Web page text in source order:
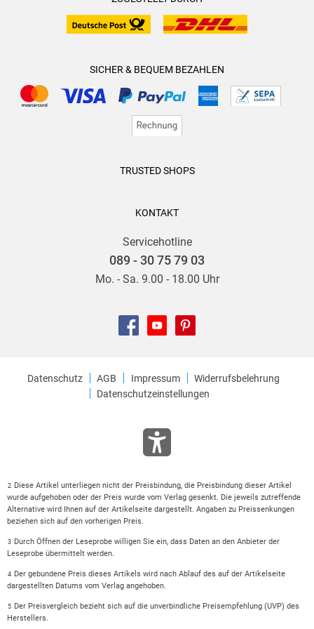
SICHER & BEQUEM BEZAHLEN
TRUSTED SHOPS
KONTAKT
Servicehotline
089 - 30 75 79 03
Mo. - Sa. 9.00 - 18.00 Uhr
Datenschutz AGB Impressum
Widerrufsbelehrung
Datenschutzeinstellungen
2 Diese Artikel unterliegen nicht der Preisbindung, die Preisbindung dieser Artikel
wurde aufgehoben oder der Preis wurde vom Verlag gesenkt. Die jeweils zutreffende
Alternative wird Ihnen auf der Artikelseite dargestellt. Angaben zu Preissenkungen
beziehen sich auf den vorherigen Preis.
3 Durch Öffnen der Leseprobe willigen Sie ein, dass Daten an den Anbieter der
Leseprobe übermittelt werden.
4 Der gebundene Preis dieses Artikels wird nach Ablauf des auf der Artikelseite
dargestellten Datums vom Verlag angehoben.
5 Der Preisvergleich bezieht sich auf die unverbindliche Preisempfehlung (UVP) des
Herstellers.